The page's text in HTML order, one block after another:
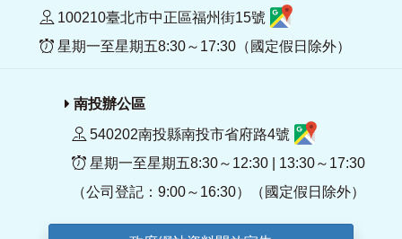
100210臺北市中正區福州街15號
星期一至星期五8:30～17:30（國定假日除外）
南投辦公區
540202南投縣南投市省府路4號
星期一至星期五8:30～12:30 | 13:30～17:30
（公司登記：9:00～16:30）（國定假日除外）